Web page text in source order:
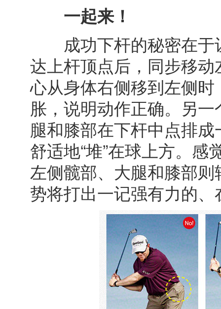
一起来！
成功下杆的秘密在于
达上杆顶点后，同步移
心从身体右侧移到左侧
胀，说明动作正确。另
腿和膝部在下杆中点排
舒适地“堆”在球上方。
左侧髋部、大腿和膝部
势将打出一记强有力的